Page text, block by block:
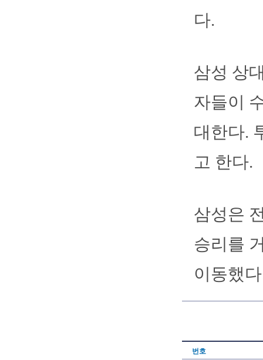
다.
삼성 상
자들이
대한다.
고 한다.
삼성은
승리를
이동했
번호